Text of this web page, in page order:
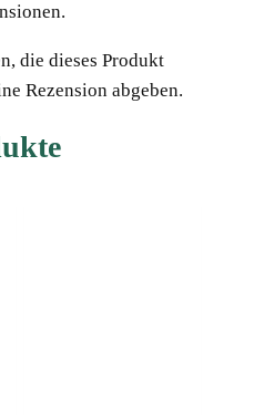
die dieses Produkt
Rezension abgeben.